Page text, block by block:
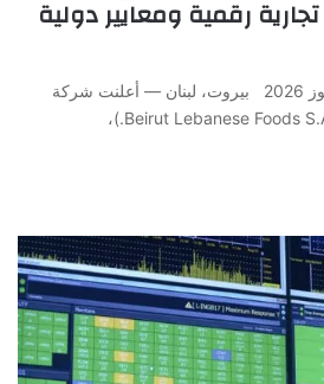
رقمية ومعايير دولية
بيروت، لبنان — 30 يوليو/تموز 2026 بيروت، لبنان — أعلنت شركة
«بيروت ليبانيز فودز» (Beirut Lebanese Foods S.A.R.L.)،